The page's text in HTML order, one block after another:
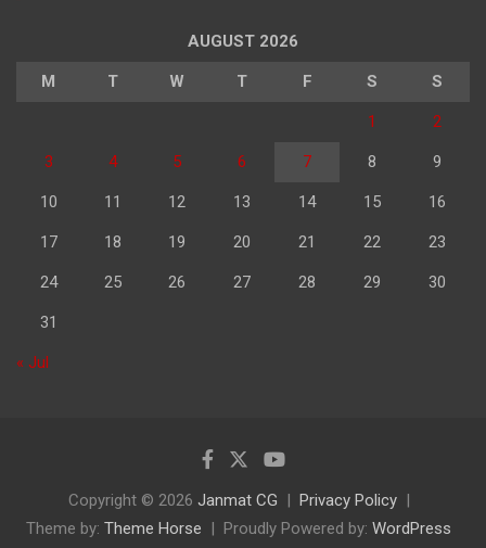
AUGUST 2026
M T W T F S S
1 2
3 4 5 6 7 8 9
10 11 12 13 14 15 16
17 18 19 20 21 22 23
24 25 26 27 28 29 30
31
« Jul
Copyright © 2026 Janmat CG
Privacy Policy
Theme by: Theme Horse Proudly Powered by: WordPress